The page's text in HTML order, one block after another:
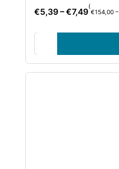
€5,39–€7,49
(
€154,00–